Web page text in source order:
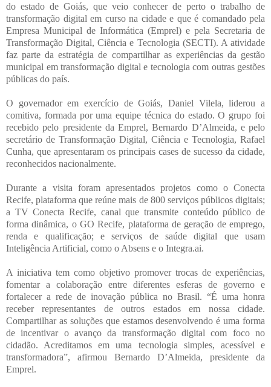
do estado de Goiás, que veio conhecer de perto o trabalho de
transformação digital em curso na cidade e que é comandado pela
Empresa Municipal de Informática (Emprel) e pela Secretaria de
Transformação Digital, Ciência e Tecnologia (SECTI). A atividade
faz parte da estratégia de compartilhar as experiências da gestão
municipal em transformação digital e tecnologia com outras gestões
públicas do país.
O governador em exercício de Goiás, Daniel Vilela, liderou a
comitiva, formada por uma equipe técnica do estado. O grupo foi
recebido pelo presidente da Emprel, Bernardo D’Almeida, e pelo
secretário de Transformação Digital, Ciência e Tecnologia, Rafael
Cunha, que apresentaram os principais cases de sucesso da cidade,
reconhecidos nacionalmente.
Durante a visita foram apresentados projetos como o Conecta
Recife, plataforma que reúne mais de 800 serviços públicos digitais;
a TV Conecta Recife, canal que transmite conteúdo público de
forma dinâmica, o GO Recife, plataforma de geração de emprego,
renda e qualificação; e serviços de saúde digital que usam
Inteligência Artificial, como o Absens e o Integra.ai.
A iniciativa tem como objetivo promover trocas de experiências,
fomentar a colaboração entre diferentes esferas de governo e
fortalecer a rede de inovação pública no Brasil. “É uma honra
receber representantes de outros estados em nossa cidade.
Compartilhar as soluções que estamos desenvolvendo é uma forma
de incentivar o avanço da transformação digital com foco no
cidadão. Acreditamos em uma tecnologia simples, acessível e
transformadora”, afirmou Bernardo D’Almeida, presidente da
Emprel.